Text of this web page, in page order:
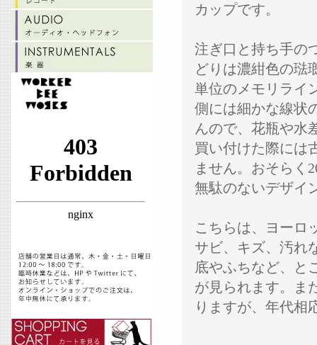
カップです。
注ぎ口と持ち手の
どりは濃紺色の琺
単位のメモリライ
側には細かな線状
んので、花瓶や水
買い付けた際には
ません。おそらく
無駄のないデザイ
こちらは、ヨーロ
サビ、キズ、汚れ
底やふちなど、と
が見られます。ま
りますが、年代相